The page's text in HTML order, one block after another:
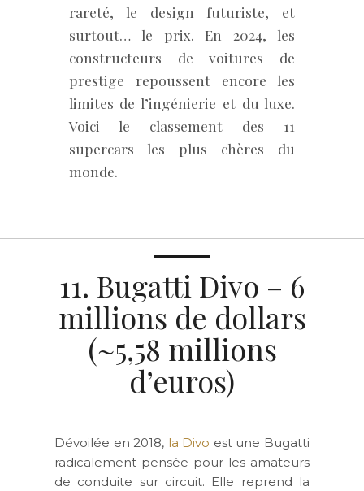
rareté, le design futuriste, et
surtout… le prix. En 2024, les
constructeurs de voitures de
prestige repoussent encore les
limites de l’ingénierie et du luxe.
Voici le classement des 11
supercars les plus chères du
monde.
11. Bugatti Divo – 6
millions de dollars
(~5,58 millions
d’euros)
Dévoilée en 2018, la Divo est une Bugatti
radicalement pensée pour les amateurs
de conduite sur circuit. Elle reprend la